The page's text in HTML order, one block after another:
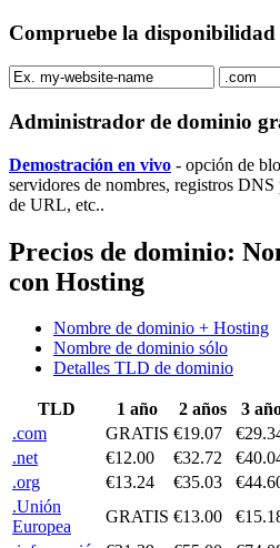
Compruebe la disponibilidad
Administrador de dominio
Demostración en vivo - opción de
servidores de nombres, registros
de URL, etc..
Precios de dominio:
con Hosting
Nombre de dominio + Hosting
Nombre de dominio sólo
Detalles TLD de dominio
TLD 1 año 2 años 3
.com
GRATIS €19.07
.net
€12.00 €32.72
.org
€13.24 €35.03
.Unión
Europea
GRATIS €13.00